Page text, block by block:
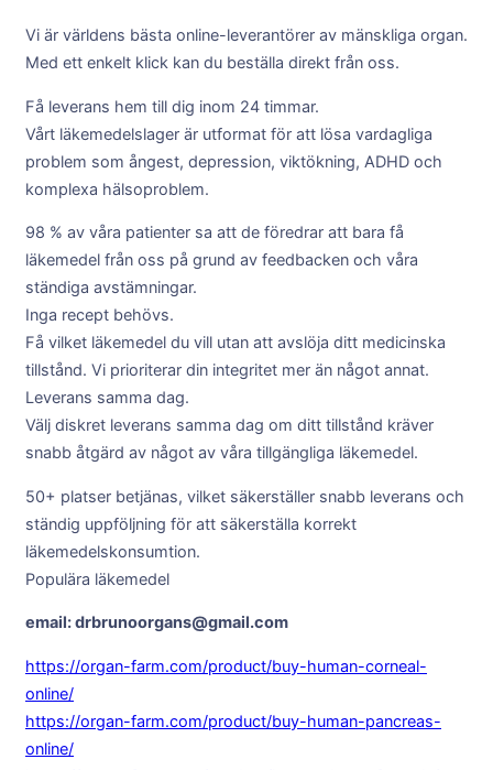
Vi är världens bästa online-leverantörer av mänskliga organ.
Med ett enkelt klick kan du beställa direkt från oss.
Få leverans hem till dig inom 24 timmar.
Vårt läkemedelslager är utformat för att lösa vardagliga
problem som ångest, depression, viktökning, ADHD och
komplexa hälsoproblem.
98 % av våra patienter sa att de föredrar att bara få
läkemedel från oss på grund av feedbacken och våra
ständiga avstämningar.
Inga recept behövs.
Få vilket läkemedel du vill utan att avslöja ditt medicinska
tillstånd. Vi prioriterar din integritet mer än något annat.
Leverans samma dag.
Välj diskret leverans samma dag om ditt tillstånd kräver
snabb åtgärd av något av våra tillgängliga läkemedel.
50+ platser betjänas, vilket säkerställer snabb leverans och
ständig uppföljning för att säkerställa korrekt
läkemedelskonsumtion.
Populära läkemedel
email: drbrunoorgans@gmail.com
https://organ-farm.com/product/buy-human-corneal-
online/
https://organ-farm.com/product/buy-human-pancreas-
online/